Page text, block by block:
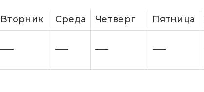
Вторник Cреда Четверг Пятница
—– —– —– —–